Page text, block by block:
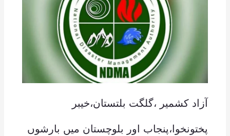
آزاد کشمیر ،گلگت بلتستان،خیبر
پختونخوا،پنجاب اور بلوچستان میں بارشوں